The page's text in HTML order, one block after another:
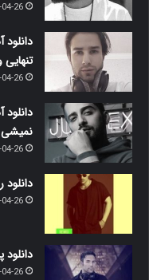
26
26
نمیشی
26
26
دانلود
26